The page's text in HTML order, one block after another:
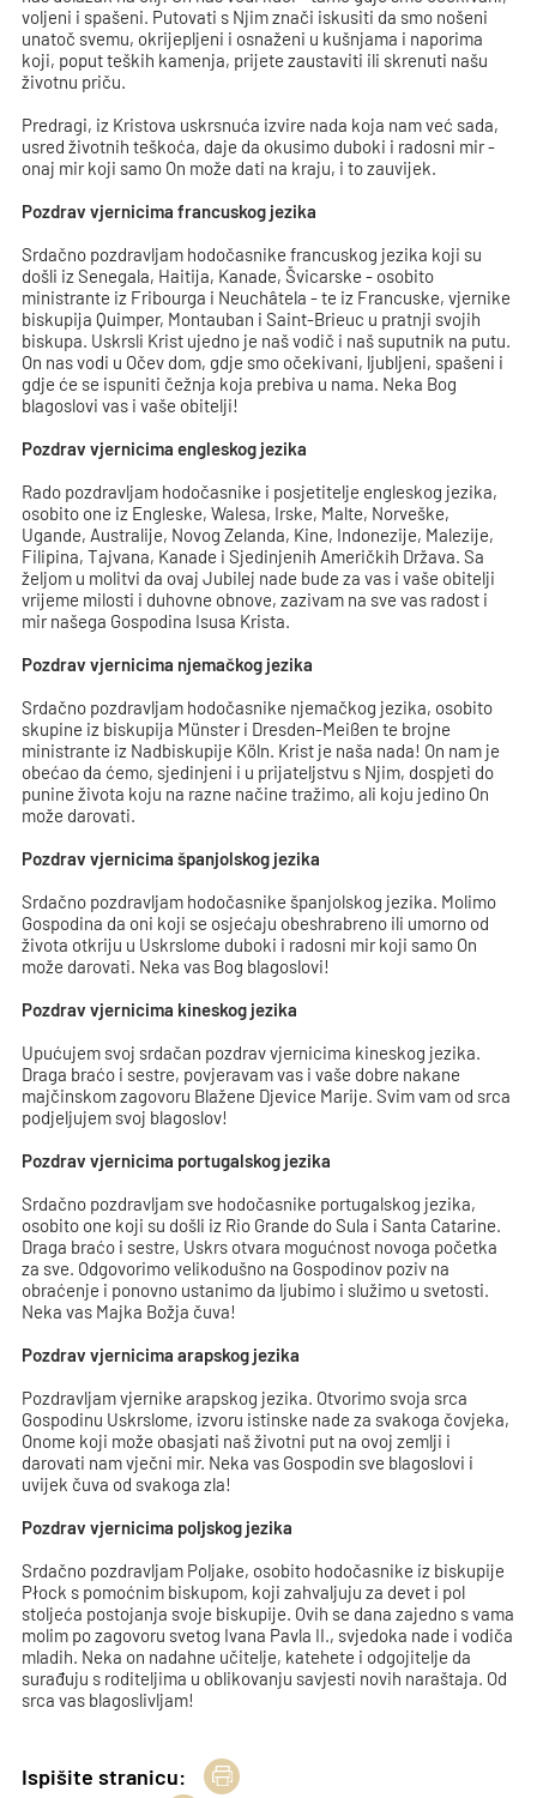
voljeni i spašeni. Putovati s Njim znači iskusiti da smo nošeni
unatoč svemu, okrijepljeni i osnaženi u kušnjama i naporima
koji, poput teških kamenja, prijete zaustaviti ili skrenuti našu
životnu priču.
Predragi, iz Kristova uskrsnuća izvire nada koja nam već sada,
usred životnih teškoća, daje da okusimo duboki i radosni mir -
onaj mir koji samo On može dati na kraju, i to zauvijek.
Pozdrav vjernicima francuskog jezika
Srdačno pozdravljam hodočasnike francuskog jezika koji su
došli iz Senegala, Haitija, Kanade, Švicarske - osobito
ministrante iz Fribourga i Neuchâtela - te iz Francuske, vjernike
biskupija Quimper, Montauban i Saint-Brieuc u pratnji svojih
biskupa. Uskrsli Krist ujedno je naš vodič i naš suputnik na putu.
On nas vodi u Očev dom, gdje smo očekivani, ljubljeni, spašeni i
gdje će se ispuniti čežnja koja prebiva u nama. Neka Bog
blagoslovi vas i vaše obitelji!
Pozdrav vjernicima engleskog jezika
Rado pozdravljam hodočasnike i posjetitelje engleskog jezika,
osobito one iz Engleske, Walesa, Irske, Malte, Norveške,
Ugande, Australije, Novog Zelanda, Kine, Indonezije, Malezije,
Filipina, Tajvana, Kanade i Sjedinjenih Američkih Država. Sa
željom u molitvi da ovaj Jubilej nade bude za vas i vaše obitelji
vrijeme milosti i duhovne obnove, zazivam na sve vas radost i
mir našega Gospodina Isusa Krista.
Pozdrav vjernicima njemačkog jezika
Srdačno pozdravljam hodočasnike njemačkog jezika, osobito
skupine iz biskupija Münster i Dresden-Meißen te brojne
ministrante iz Nadbiskupije Köln. Krist je naša nada! On nam je
obećao da ćemo, sjedinjeni i u prijateljstvu s Njim, dospjeti do
punine života koju na razne načine tražimo, ali koju jedino On
može darovati.
Pozdrav vjernicima španjolskog jezika
Srdačno pozdravljam hodočasnike španjolskog jezika. Molimo
Gospodina da oni koji se osjećaju obeshrabreno ili umorno od
života otkriju u Uskrslome duboki i radosni mir koji samo On
može darovati. Neka vas Bog blagoslovi!
Pozdrav vjernicima kineskog jezika
Upućujem svoj srdačan pozdrav vjernicima kineskog jezika.
Draga braćo i sestre, povjeravam vas i vaše dobre nakane
majčinskom zagovoru Blažene Djevice Marije. Svim vam od srca
podjeljujem svoj blagoslov!
Pozdrav vjernicima portugalskog jezika
Srdačno pozdravljam sve hodočasnike portugalskog jezika,
osobito one koji su došli iz Rio Grande do Sula i Santa Catarine.
Draga braćo i sestre, Uskrs otvara mogućnost novoga početka
za sve. Odgovorimo velikodušno na Gospodinov poziv na
obraćenje i ponovno ustanimo da ljubimo i služimo u svetosti.
Neka vas Majka Božja čuva!
Pozdrav vjernicima arapskog jezika
Pozdravljam vjernike arapskog jezika. Otvorimo svoja srca
Gospodinu Uskrslome, izvoru istinske nade za svakoga čovjeka,
Onome koji može obasjati naš životni put na ovoj zemlji i
darovati nam vječni mir. Neka vas Gospodin sve blagoslovi i
uvijek čuva od svakoga zla!
Pozdrav vjernicima poljskog jezika
Srdačno pozdravljam Poljake, osobito hodočasnike iz biskupije
Płock s pomoćnim biskupom, koji zahvaljuju za devet i pol
stoljeća postojanja svoje biskupije. Ovih se dana zajedno s vama
molim po zagovoru svetog Ivana Pavla II., svjedoka nade i vodiča
mladih. Neka on nadahne učitelje, katehete i odgojitelje da
surađuju s roditeljima u oblikovanju savjesti novih naraštaja. Od
srca vas blagoslivljam!
Ispišite stranicu: